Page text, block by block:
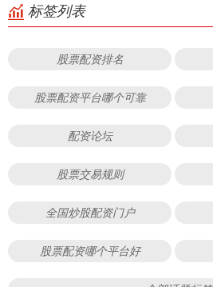
标签列表
股票配资排名
股票配资平台哪个可靠
配资论坛
股票交易规则
全国炒股配资门户
股票配资哪个平台好